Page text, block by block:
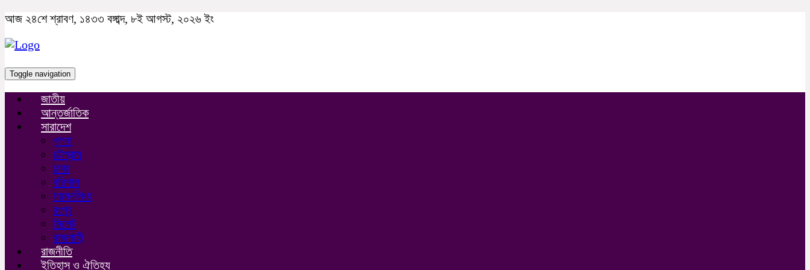
আজ ২৪শে শ্রাবণ, ১৪৩৩ বঙ্গাব্দ, ৮ই আগস্ট, ২০২৬ ইং
Toggle navigation
জাতীয়
আন্তর্জাতিক
সারাদেশ
খুলনা
চট্টগ্রাম
ঢাকা
বরিশাল
ময়মনসিংহ
রংপুর
সিলেট
রাজশাহী
রাজনীতি
ইতিহাস ও ঐতিহ্য